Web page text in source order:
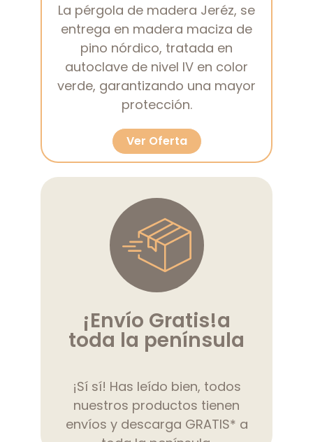
¡Envío Gratis!a
toda la península
¡Sí sí! Has leído bien, todos
nuestros productos tienen
envíos y descarga GRATIS* a
La pérgola de madera Jeréz, se
entrega en madera maciza de
pino nórdico, tratada en
autoclave de nivel IV en color
verde, garantizando una mayor
protección.
Ver Oferta